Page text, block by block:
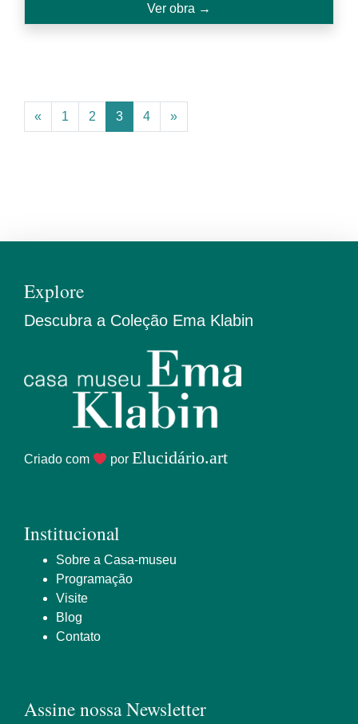
Ver obra →
« 1 2 3 4 »
Explore
Descubra a Coleção Ema Klabin
Criado com por Elucidário.art
Institucional
Sobre a Casa-museu
Programação
Visite
Blog
Contato
Assine nossa Newsletter